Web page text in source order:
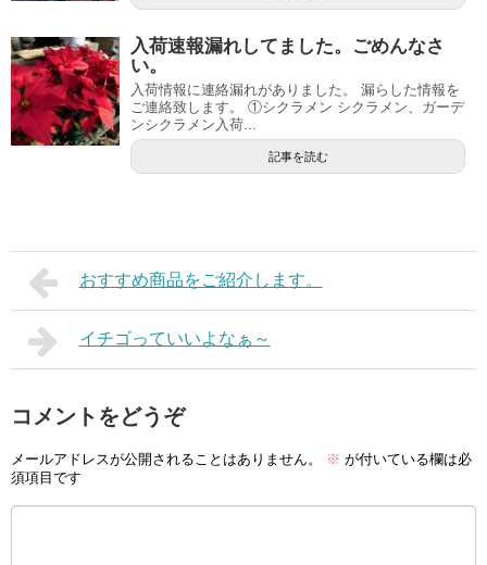
入荷速報漏れしてました。ごめんなさ
い。
入荷情報に連絡漏れがありました。 漏らした情報を
ご連絡致します。 ①シクラメン シクラメン、ガーデ
ンシクラメン入荷...
記事を読む
おすすめ商品をご紹介します。
イチゴっていいよなぁ～
コメントをどうぞ
メールアドレスが公開されることはありません。 ※ が付いている欄は必
須項目です